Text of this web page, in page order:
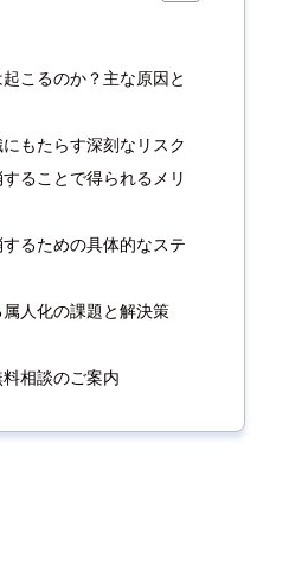
こるのか？主な原因と
もたらす深刻なリスク
ることで得られるメリ
るための具体的なステ
人化の課題と解決策
相談のご案内